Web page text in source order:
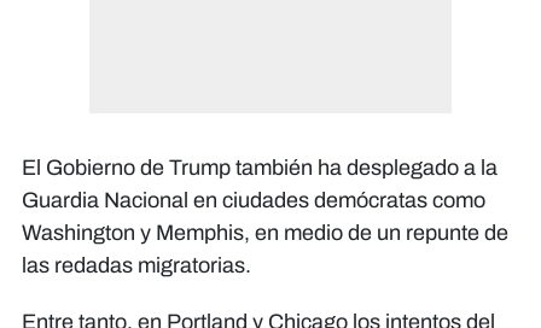
El Gobierno de Trump también ha desplegado a la
Guardia Nacional en ciudades demócratas como
Washington y Memphis, en medio de un repunte de
las redadas migratorias.
Entre tanto, en Portland y Chicago los intentos del